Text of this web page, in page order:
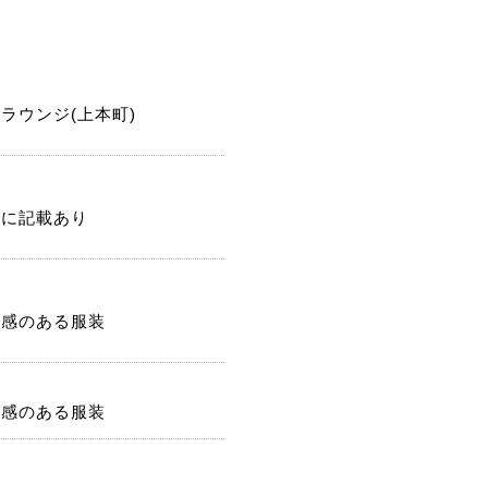
ウンジ(上本町)
記載あり
のある服装
のある服装